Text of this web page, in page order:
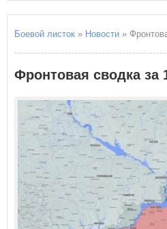
Боевой листок » Новости »
Фронтовая сводка за